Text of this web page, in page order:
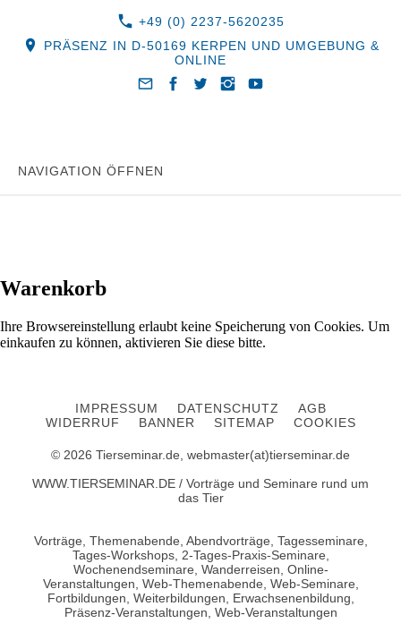
+49 (0) 2237-5620235
PRÄSENZ IN D-50169 KERPEN UND UMGEBUNG &
ONLINE
NAVIGATION ÖFFNEN
Warenkorb
Ihre Browsereinstellung erlaubt keine Speicherung von Cookies. Um
einkaufen zu können, aktivieren Sie diese bitte.
IMPRESSUM DATENSCHUTZ
AGB
WIDERRUF
BANNER SITEMAP COOKIES
© 2026 Tierseminar.de, webmaster(at)tierseminar.de
WWW.TIERSEMINAR.DE / Vorträge und Seminare rund um
das Tier
Vorträge, Themenabende, Abendvorträge, Tagesseminare,
Tages-Workshops, 2-Tages-Praxis-Seminare,
Wochenendseminare, Wanderreisen, Online-
Veranstaltungen, Web-Themenabende, Web-Seminare,
Fortbildungen, Weiterbildungen, Erwachsenenbildung,
Präsenz-Veranstaltungen, Web-Veranstaltungen